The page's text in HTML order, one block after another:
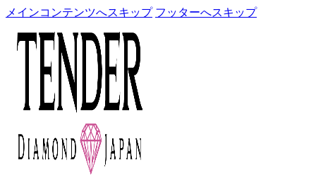
メインコンテンツへスキップ フッターへスキップ